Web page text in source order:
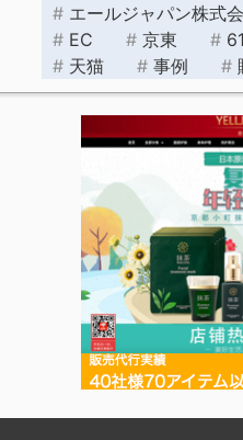
エールジャパン株式
EC
京東
天猫
事例